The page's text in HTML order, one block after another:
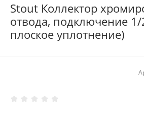
Stout Коллектор
отвода, подключение
плоское уплотнение)